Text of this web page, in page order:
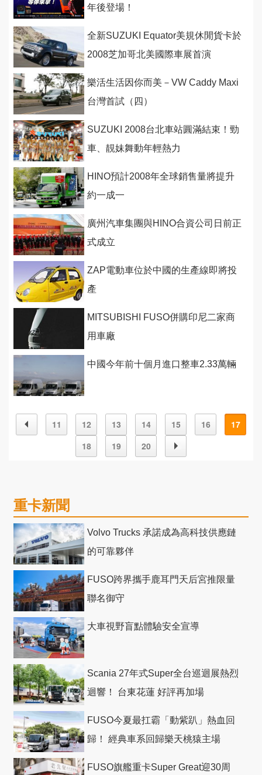
年後登場！
全新SUZUKI Equator美規休閒貨卡於
2008芝加哥北美國際車展首演
樂活生活因你而美－VW Caddy Maxi
台灣首試（四）
SUZUKI 2008台北車站圓滿結束！勁
車、靚妹舞動年輕熱力
HINO預計2008年全球銷售量將提升
約一成一
廣州汽車集團與HINO合資公司日前正
式成立
ZAP電動車位於中國的生產線即將投
產
MITSUBISHI FUSO併購印尼二家商
用車廠
中國今年前十個月進口整車2.33萬輛
11 12 13 14 15 16
17
18
19 20
重卡新聞
Volvo Trucks 承諾成為高科技供應鏈
的可靠夥伴
FUSO跨界攜手鹿耳門天后宮推限量
聯名御守
大車視野盲點體驗安全宣導
Scania 27年式Super全台巡迴展熱烈
迴響！ 台東花蓮 好評再加場
FUSO今夏最扛霸「動紫趴」熱血回
歸！ 經典車系回歸樂天桃猿主場
FUSO旗艦重卡Super Great迎30周